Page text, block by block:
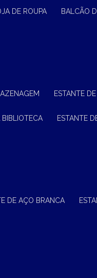
DE ROUPA BALCÃO
ESTANTE
BIBLIOTECA ESTANTE
DE AÇO BRANCA